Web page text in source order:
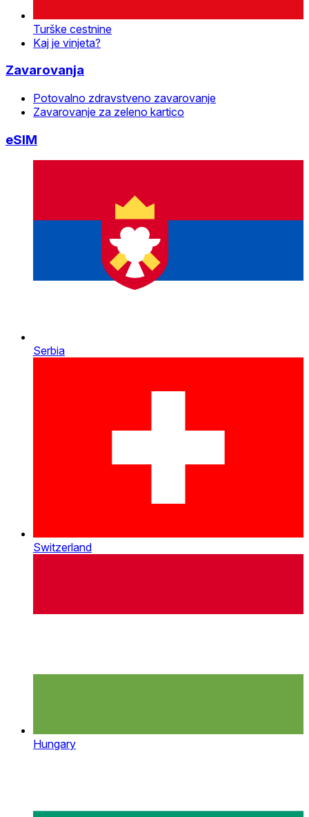
Turške cestnine
Kaj je vinjeta?
Zavarovanja
Potovalno zdravstveno zavarovanje
Zavarovanje za zeleno kartico
eSIM
Serbia
Switzerland
Hungary